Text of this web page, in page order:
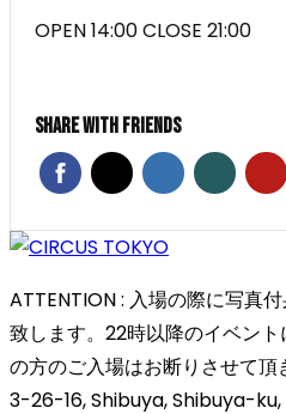
OPEN 14:00 CLOSE 21:00
Share With Friends
ATTENTION : 入場の際に写真
致します。22時以降のイベン
の方のご入場はお断りさせて頂
3-26-16, Shibuya, Shibuya-